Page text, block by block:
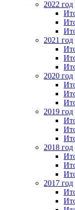
2022 год
2021 год
2020 год
2019 год
2018 год
2017 год